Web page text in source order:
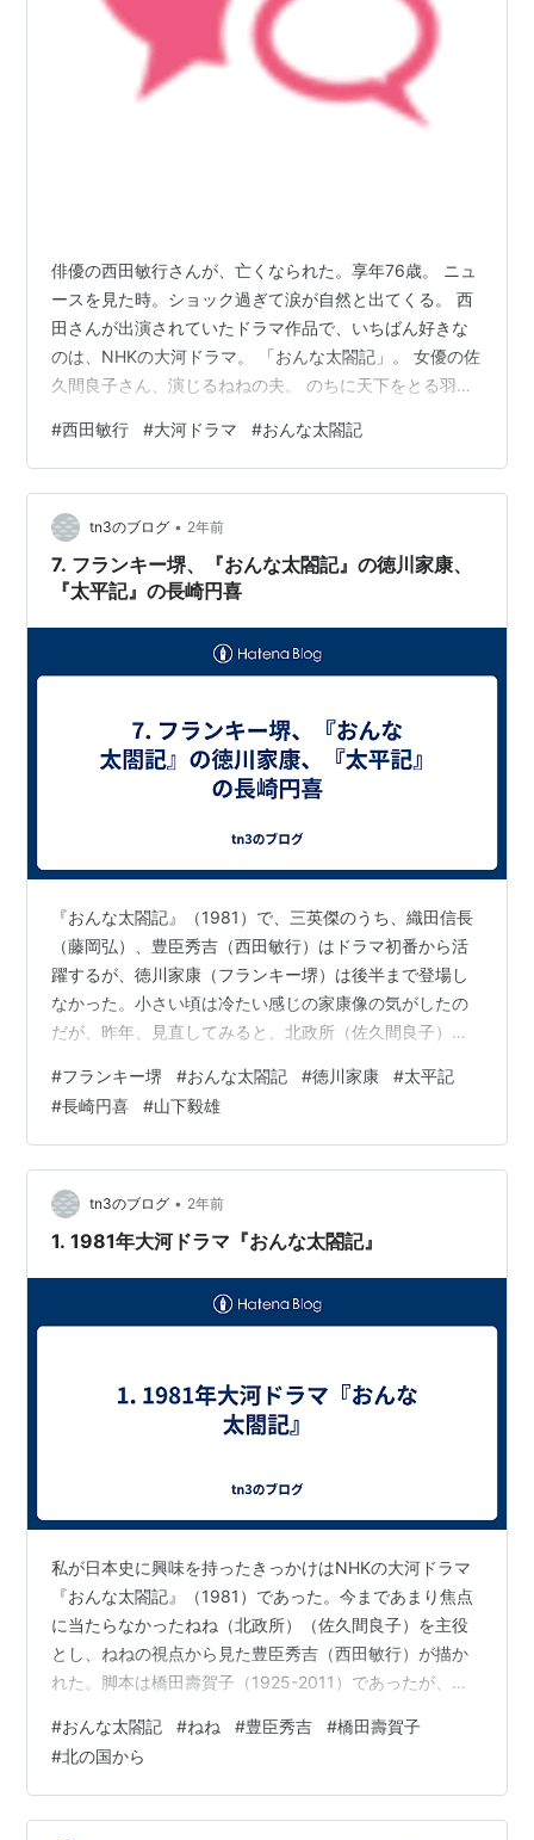
俳優の西田敏行さんが、亡くなられた。享年76歳。 ニュ
ースを見た時。ショック過ぎて涙が自然と出てくる。 西
田さんが出演されていたドラマ作品で、いちばん好きな
のは、NHKの大河ドラマ。 「おんな太閤記」。 女優の佐
久間良子さん、演じるねねの夫。 のちに天下をとる羽柴
は、初めての脚本となった故橋田壽賀子さん。 飄々と演
じていらっしゃるようで、実は細かな動作まで。気を配
って演じておられた。 当時、まだ小学校の高学年くらい
だったかと思う。 家族で、その頃。良くNHKの大河ドラ
マ。観ていたんです。 今のように、華やかじゃあないで
すが、歴史に忠実で。 …
#西田敏行 #大河ドラマ #おんな太閤記
tn3のブログ • 2年前
7. フランキー堺、『おんな太閤記』の徳川家康、
『太平記』の長崎円喜
『おんな太閤記』（1981）で、三英傑のうち、織田信長
（藤岡弘）、豊臣秀吉（西田敏行）はドラマ初番から活
躍するが、徳川家康（フランキー堺）は後半まで登場し
なかった。小さい頃は冷たい感じの家康像の気がしたの
だが、昨年、見直してみると、北政所（佐久間良子）を
夫副田甚兵衛（せんだみつお）と別れさせられて政略結
婚をさせられるあさひ（泉ピン子）に対しても『おんな
太閤記』の家康は優しく接していたことが印象的であっ
た。 家康を演じたフランキー堺（1929-1996）は朝日放
送のクイズ番組『霊感ヤマカン第六感』（1974-1984）
*1の司会者をやっているコメ…
#フランキー堺 #おんな太閤記 #徳川家康 #太平記
#長崎円喜 #山下毅雄
tn3のブログ • 2年前
1. 1981年大河ドラマ『おんな太閤記』
私が日本史に興味を持ったきっかけはNHKの大河ドラマ
『おんな太閤記』（1981）であった。今まであまり焦点
に当たらなかったねね（北政所）（佐久間良子）を主役
とし、ねねの視点から見た豊臣秀吉（西田敏行）が描か
れた。脚本は橋田壽賀子（1925-2011）であったが、主
（1990-2011）メンバーが総出演という感じであった。
ねねや秀吉の母なか（大政所）（赤木春恵）は男性が戦
を引き起こす中、平和を願い、苦労するのはいつも女性
という視点で作品が描かれていたと思う。坂田晃一のテ
#おんな太閤記 #ねね #豊臣秀吉 #橋田壽賀子
#北の国から